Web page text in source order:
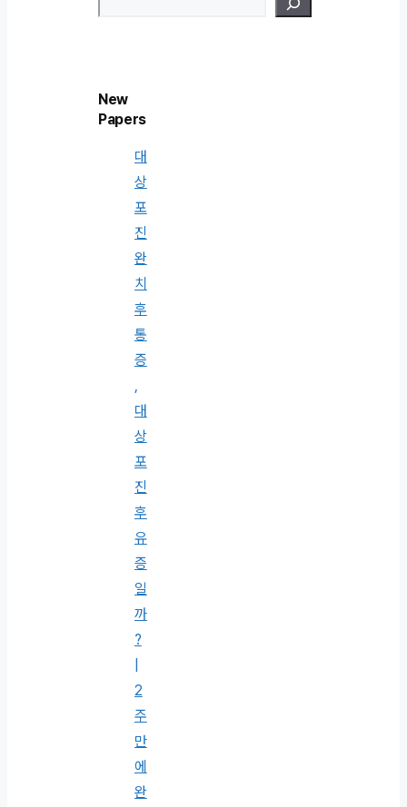
New
Papers
대
상
포
진
완
치
후
통
증
대
상
포
진
후
유
증
일
까
?
2
주
만
에
완